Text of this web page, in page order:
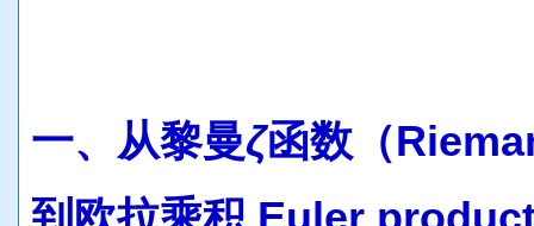
一、从黎曼ζ函数（